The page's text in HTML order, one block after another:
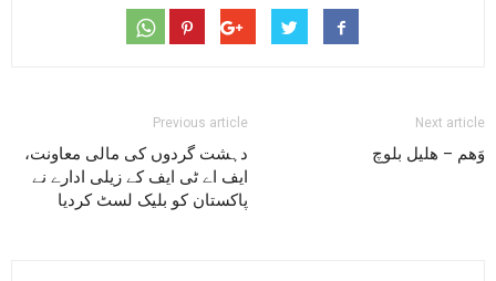
Previous article
دہشت گردوں کی مالی معاونت،
ایف اے ٹی ایف کے زیلی ادارے نے
پاکستان کو بلیک لسٹ کردیا
Next article
وَھم – ھلیل بلوچ